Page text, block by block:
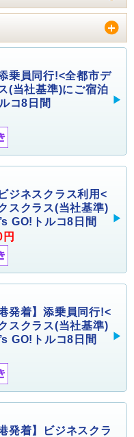
乗員同行!<全都市デ
(当社基準)にご宿泊
コ8日間
ジネスクラス利用<
スクラス(当社基準)
GO!トルコ8日間
発着】添乗員同行!<
スクラス(当社基準)
GO!トルコ8日間
発着】ビジネスクラ